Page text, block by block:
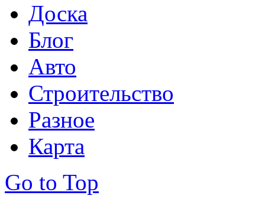
Доска
Блог
Авто
Строительство
Разное
Карта
Go to Top